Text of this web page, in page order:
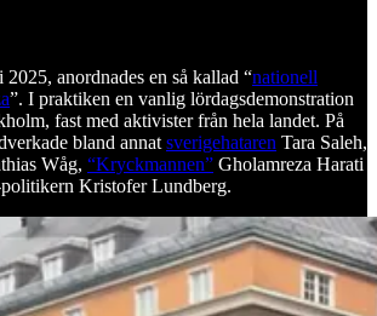
anordnades en så kallad “nationell
”. I praktiken en vanlig lördagsdemonstration
fast med aktivister från hela landet. På
bland annat sverigehataren Tara Saleh,
Wåg, “Kryckmannen” Gholamreza Harati
Kristofer Lundberg.